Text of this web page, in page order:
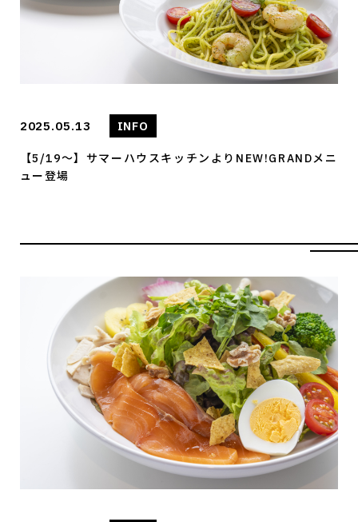
2025.05.13 INFO
【5/19～】サマーハウスキッチンよりNEW!GRANDメニ
ュー登場